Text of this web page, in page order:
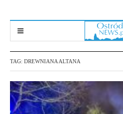
TAG: DREWNIANA ALTANA